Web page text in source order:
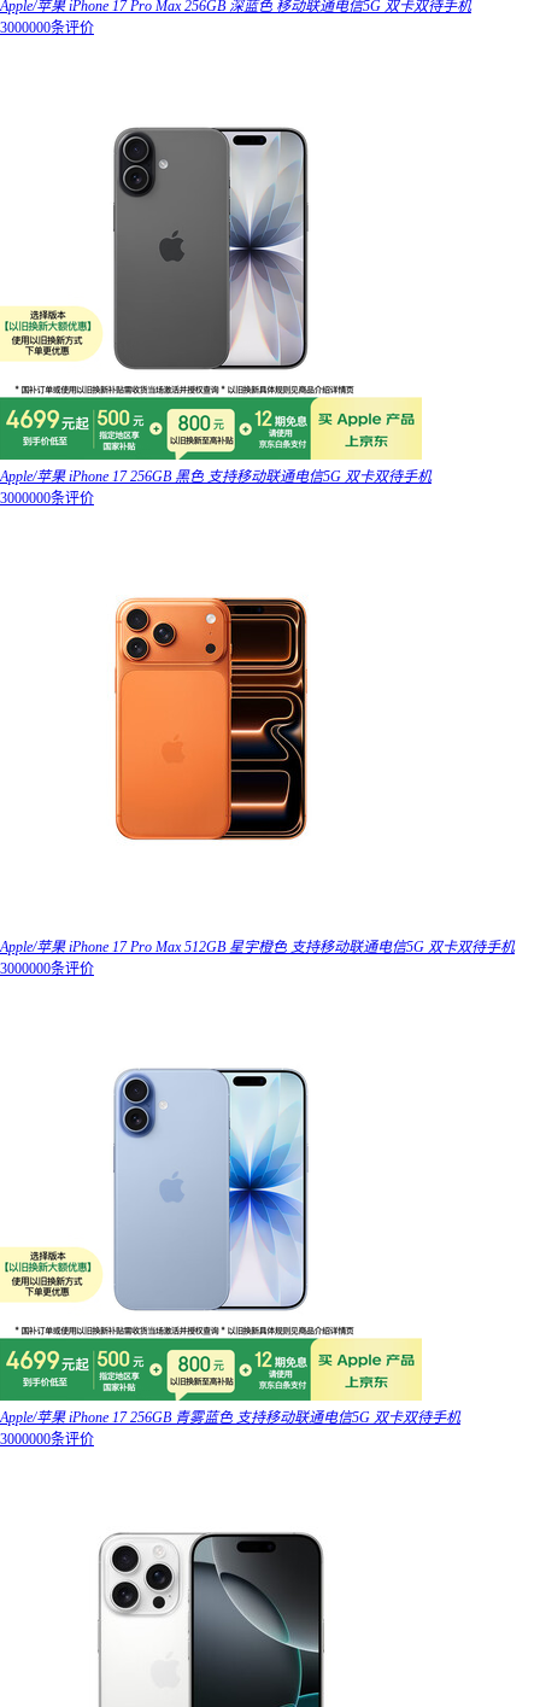
Apple/苹果 iPhone 17 Pro Max 256GB 深蓝色 移动联通电信5G 双卡双待手机
3000000条评价
Apple/苹果 iPhone 17 256GB 黑色 支持移动联通电信5G 双卡双待手机
3000000条评价
Apple/苹果 iPhone 17 Pro Max 512GB 星宇橙色 支持移动联通电信5G 双卡双待手机
3000000条评价
Apple/苹果 iPhone 17 256GB 青雾蓝色 支持移动联通电信5G 双卡双待手机
3000000条评价